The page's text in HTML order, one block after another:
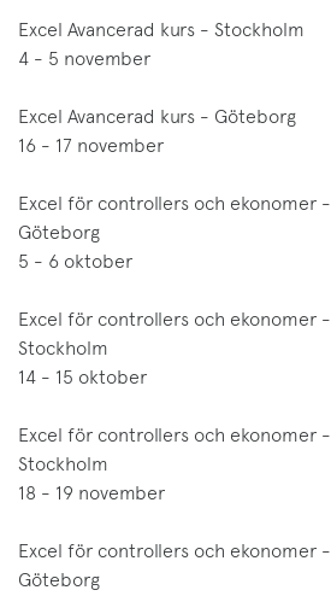
Excel Avancerad kurs - Stockholm
4 - 5 november
Excel Avancerad kurs - Göteborg
16 - 17 november
Excel för controllers och ekonomer -
Göteborg
5 - 6 oktober
Excel för controllers och ekonomer -
Stockholm
14 - 15 oktober
Excel för controllers och ekonomer -
Stockholm
18 - 19 november
Excel för controllers och ekonomer -
Göteborg